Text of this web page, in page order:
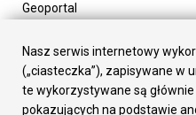
Geoportal
Załatw sprawę
Prezydent Miasta
Rada Miasta
Wydziały
Nasz serwis internetowy
(„ciasteczka”), zapisywane w
te wykorzystywane są
pokazujących na podstawie